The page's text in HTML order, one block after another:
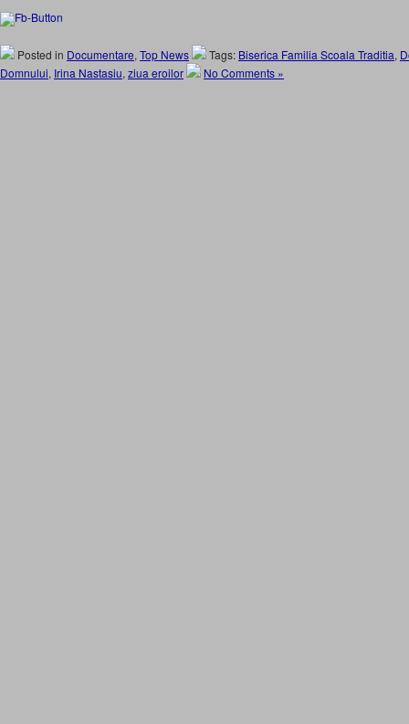
Posted in Documentare, Top News Tags: Biserica Familia Scoala Traditia,
Domnului, Irina Nastasiu, ziua eroilor No Comments »